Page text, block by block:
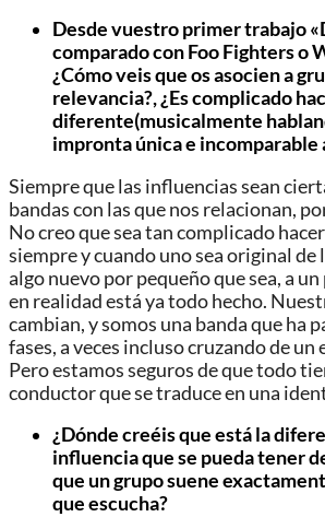
Desde vuestro primer trabajo
comparado con Foo Fighters o
¿Cómo veis que os asocien a
relevancia?, ¿Es complicado
diferente(musicalmente
impronta única e incomparable
Siempre que las influencias sean
bandas con las que nos relacionan,
No creo que sea tan complicado
siempre y cuando uno sea original de
algo nuevo por pequeño que sea, a
en realidad está ya todo hecho.
cambian, y somos una banda que ha
fases, a veces incluso cruzando de un
Pero estamos seguros de que todo
conductor que se traduce en una
¿Dónde creéis que está la
influencia que se pueda tener
que un grupo suene
que escucha?